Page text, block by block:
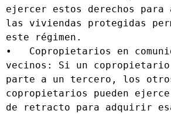
ejercer estos derechos para
las viviendas protegidas
este régimen.
•   Copropietarios en
vecinos: Si un copropietario
parte a un tercero, los
copropietarios pueden
de retracto para adquirir